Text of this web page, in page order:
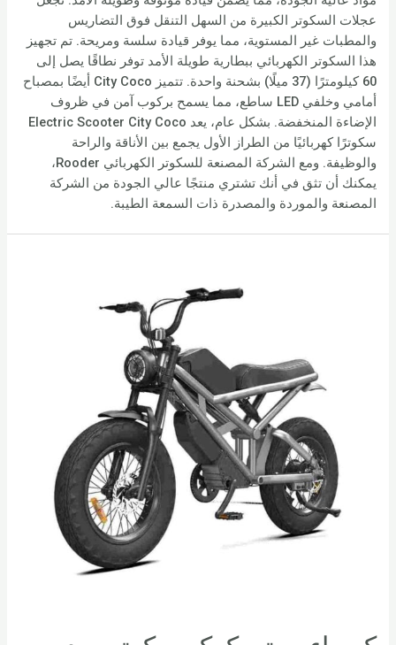
عجلات السكوتر الكبيرة من السهل التنقل فوق التضاريس
والمطبات غير المستوية، مما يوفر قيادة سلسة ومريحة. تم تجهيز
هذا السكوتر الكهربائي ببطارية طويلة الأمد توفر نطاقًا يصل إلى
60 كيلومترًا (37 ميلًا) بشحنة واحدة. تتميز City Coco أيضًا بمصباح
أمامي وخلفي LED ساطع، مما يسمح بركوب آمن في ظروف
الإضاءة المنخفضة. بشكل عام، يعد Electric Scooter City Coco
سكوترًا كهربائيًا من الطراز الأول يجمع بين الأناقة والراحة
والوظيفة. ومع الشركة المصنعة للسكوتر الكهربائي Rooder،
يمكنك أن تثق في أنك تشتري منتجًا عالي الجودة من الشركة
المصنعة والموردة والمصدرة ذات السمعة الطيبة.